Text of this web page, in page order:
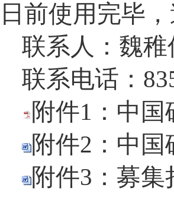
日前使用完毕
联系人：魏稚
联系电话：
附件1：中
附件2：中
附件3：募